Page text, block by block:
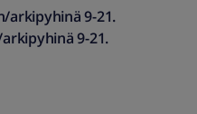
arkipyhinä 9-21.
9-21.